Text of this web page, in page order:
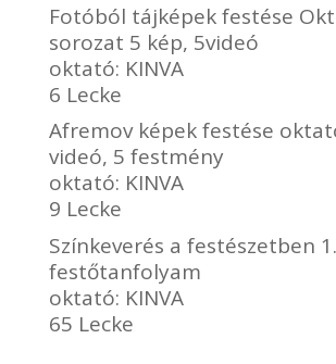
Fotóból tájképek festése
sorozat 5 kép, 5videó
oktató: KINVA
6 Lecke
Afremov képek festése
videó, 5 festmény
oktató: KINVA
9 Lecke
Színkeverés a festészetben
festőtanfolyam
oktató: KINVA
65 Lecke